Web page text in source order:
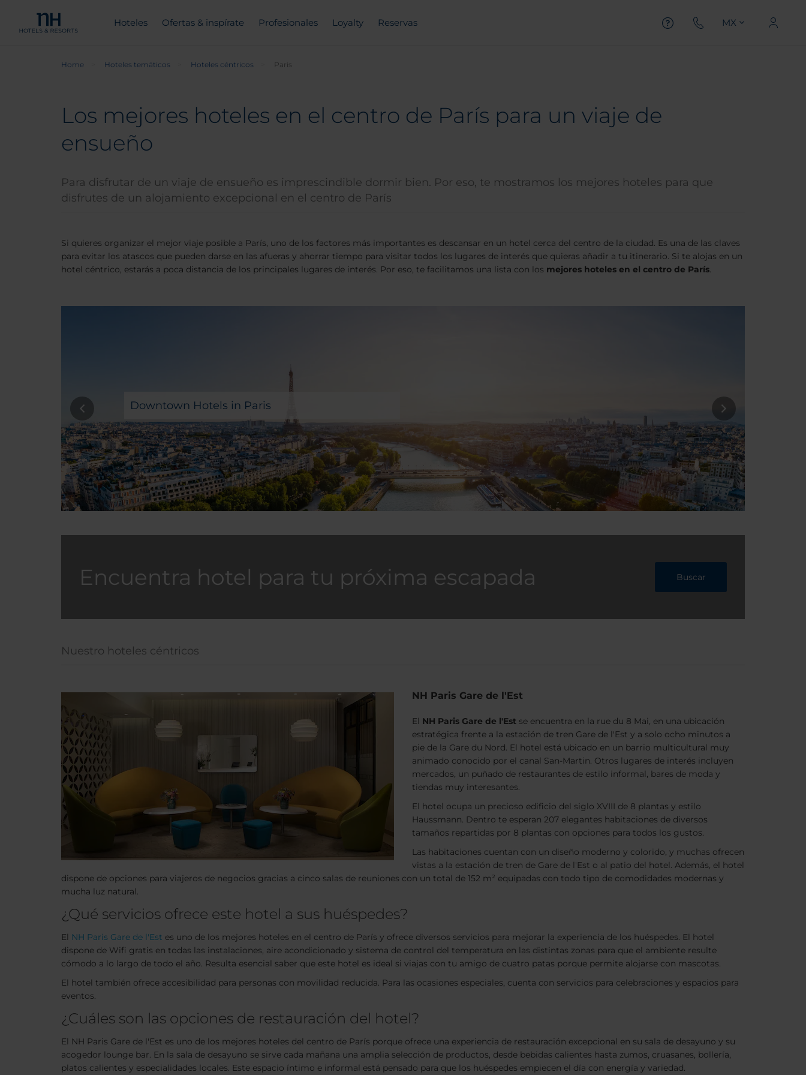
Hoteles Ofertas & inspírate Profesionales Loyalty Reservas MX
Home Hoteles temáticos Hoteles céntricos Paris
Los mejores hoteles en el centro de París para un viaje de
ensueño
Para disfrutar de un viaje de ensueño es imprescindible dormir bien. Por eso, te mostramos los mejores hoteles para que
disfrutes de un alojamiento excepcional en el centro de París
Si quieres organizar el mejor viaje posible a París, uno de los factores más importantes es descansar en un hotel cerca del centro de la ciudad. Es una de las claves
para evitar los atascos que pueden darse en las afueras y ahorrar tiempo para visitar todos los lugares de interés que quieras añadir a tu itinerario. Si te alojas en un
hotel céntrico, estarás a poca distancia de los principales lugares de interés. Por eso, te facilitamos una lista con los mejores hoteles en el centro de París.
Downtown Hotels in Paris
Encuentra hotel para tu próxima escapada Buscar
Nuestro hoteles céntricos
NH Paris Gare de l'Est
El NH Paris Gare de l'Est se encuentra en la rue du 8 Mai, en una ubicación
estratégica frente a la estación de tren Gare de l'Est y a solo ocho minutos a
pie de la Gare du Nord. El hotel está ubicado en un barrio multicultural muy
animado conocido por el canal San-Martin. Otros lugares de interés incluyen
mercados, un puñado de restaurantes de estilo informal, bares de moda y
tiendas muy interesantes.
El hotel ocupa un precioso edificio del siglo XVIII de 8 plantas y estilo
Haussmann. Dentro te esperan 207 elegantes habitaciones de diversos
tamaños repartidas por 8 plantas con opciones para todos los gustos.
Las habitaciones cuentan con un diseño moderno y colorido, y muchas ofrecen
vistas a la estación de tren de Gare de l'Est o al patio del hotel. Además, el hotel
dispone de opciones para viajeros de negocios gracias a cinco salas de reuniones con un total de 152 m² equipadas con todo tipo de comodidades modernas y
mucha luz natural.
¿Qué servicios ofrece este hotel a sus huéspedes?
El NH Paris Gare de l'Est es uno de los mejores hoteles en el centro de París y ofrece diversos servicios para mejorar la experiencia de los huéspedes. El hotel
dispone de Wifi gratis en todas las instalaciones, aire acondicionado y sistema de control del temperatura en las distintas zonas para que el ambiente resulte
cómodo a lo largo de todo el año. Resulta esencial saber que este hotel es ideal si viajas con tu amigo de cuatro patas porque permite alojarse con mascotas.
El hotel también ofrece accesibilidad para personas con movilidad reducida. Para las ocasiones especiales, cuenta con servicios para celebraciones y espacios para
eventos.
¿Cuáles son las opciones de restauración del hotel?
El NH Paris Gare de l'Est es uno de los mejores hoteles del centro de París porque ofrece una experiencia de restauración excepcional en su sala de desayuno y su
acogedor lounge bar. En la sala de desayuno se sirve cada mañana una amplia selección de productos, desde bebidas calientes hasta zumos, cruasanes, bollería,
platos calientes y especialidades locales. Este espacio íntimo e informal está pensado para que los huéspedes empiecen el día con energía y variedad.